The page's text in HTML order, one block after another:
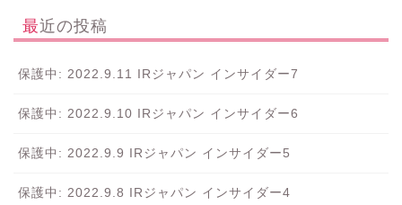
最近の投稿
保護中: 2022.9.11 IRジャパン インサイダー7
保護中: 2022.9.10 IRジャパン インサイダー6
保護中: 2022.9.9 IRジャパン インサイダー5
保護中: 2022.9.8 IRジャパン インサイダー4